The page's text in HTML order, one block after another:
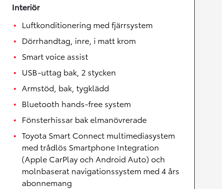
Interiör
Luftkonditionering med fjärrsystem
Dörrhandtag, inre, i matt krom
Smart voice assist
USB-uttag bak, 2 stycken
Armstöd, bak, tygklädd
Bluetooth hands-free system
Fönsterhissar bak elmanövrerade
Toyota Smart Connect multimediasystem
med trådlös Smartphone Integration
(Apple CarPlay och Android Auto) och
molnbaserat navigationssystem med 4 års
abonnemang